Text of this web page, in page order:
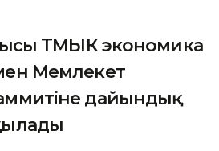
ТМЫК экономика
Мемлекет
дайындық